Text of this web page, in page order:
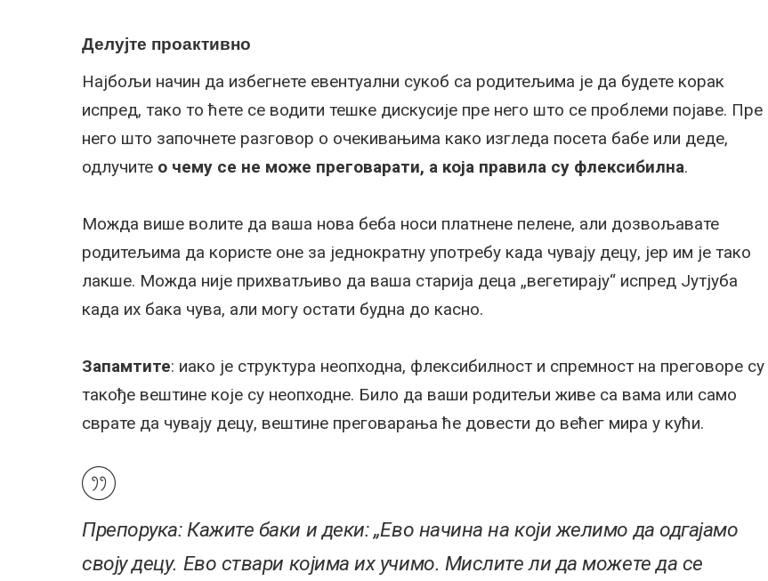
Делујте проактивно
Најбољи начин да избегнете евентуални сукоб са родитељима је да будете корак
испред, тако то ћете се водити тешке дискусије пре него што се проблеми појаве. Пре
него што започнете разговор о очекивањима како изгледа посета бабе или деде,
одлучите о чему се не може преговарати, а која правила су флексибилна.
Можда више волите да ваша нова беба носи платнене пелене, али дозвољавате
родитељима да користе оне за једнократну употребу када чувају децу, јер им је тако
лакше. Можда није прихватљиво да ваша старија деца „вегетирају“ испред Јутјуба
када их бака чува, али могу остати будна до касно.
Запамтите: иако је структура неопходна, флексибилност и спремност на преговоре су
такође вештине које су неопходне. Било да ваши родитељи живе са вама или само
сврате да чувају децу, вештине преговарања ће довести до већег мира у кући.
Препорука: Кажите баки и деки: „Ево начина на који желимо да одгајамо
своју децу. Ево ствари којима их учимо. Мислите ли да можете да се